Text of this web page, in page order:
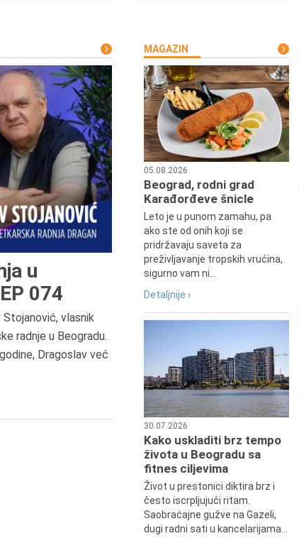
u
074
vlasnik
radnje u Beogradu.
Dragoslav već
MAGAZIN
05.08.2026
Beograd, rodni grad
Karađorđeve šnicle
Leto je u punom zamahu, pa
ako ste od onih koji se
pridržavaju saveta za
preživljavanje tropskih vrućina,
sigurno vam ni...
Detaljnije ›
30.07.2026
Kako uskladiti brz tempo
života u Beogradu sa
fitnes ciljevima
Život u prestonici diktira brz i
često iscrpljujući ritam.
Saobraćajne gužve na Gazeli,
dugi radni sati u kancelarijama...
Preminuo je Dejan Kosanović,
istoričar filma, filmski reditelj,
profesor i dekan Fakulteta dramskih
umetnosti u Beogradu.